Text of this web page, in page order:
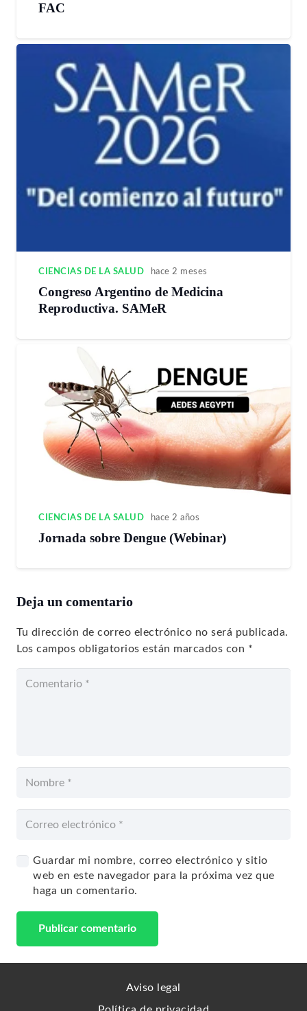
FAC
CIENCIAS DE LA SALUD hace 2 meses
Congreso Argentino de Medicina
Reproductiva. SAMeR
CIENCIAS DE LA SALUD hace 2 años
Jornada sobre Dengue (Webinar)
Deja un comentario
Tu dirección de correo electrónico no será publicada.
Los campos obligatorios están marcados con *
Guardar mi nombre, correo electrónico y sitio
web en este navegador para la próxima vez que
haga un comentario.
Publicar comentario
Aviso legal